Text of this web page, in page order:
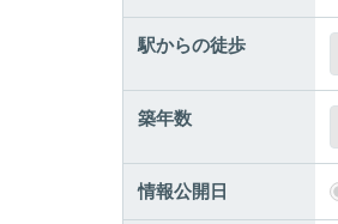
駅からの徒歩
築年数
情報公開日